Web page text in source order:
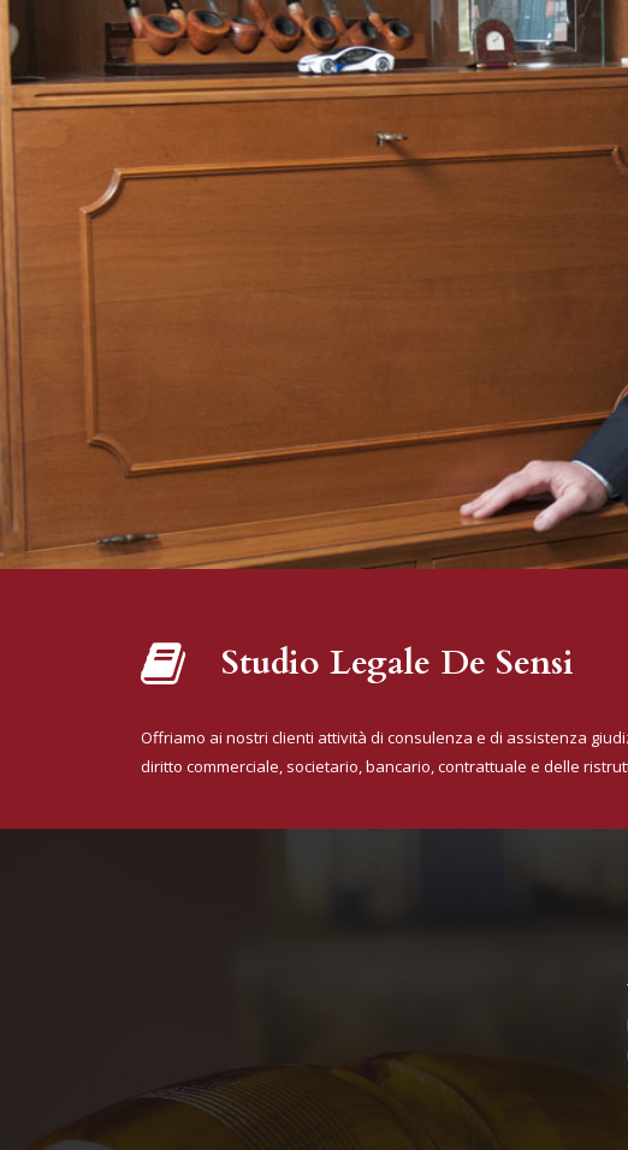
Studio Legale De Sensi
Offriamo ai nostri clienti attività di consulenza e di assistenza
diritto commerciale, societario, bancario, contrattuale e delle